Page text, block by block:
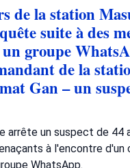
de la station
suite à des
groupe
de la
Gan – un
arrête un suspect de 44
à l'encontre d'un
WhatsApp.